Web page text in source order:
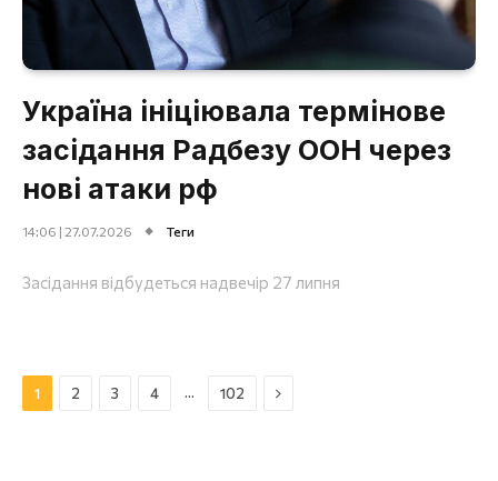
Україна ініціювала термінове
засідання Радбезу ООН через
нові атаки рф
14:06 | 27.07.2026 Теги
Засідання відбудеться надвечір 27 липня
1 2 3 4 … 102 Далі